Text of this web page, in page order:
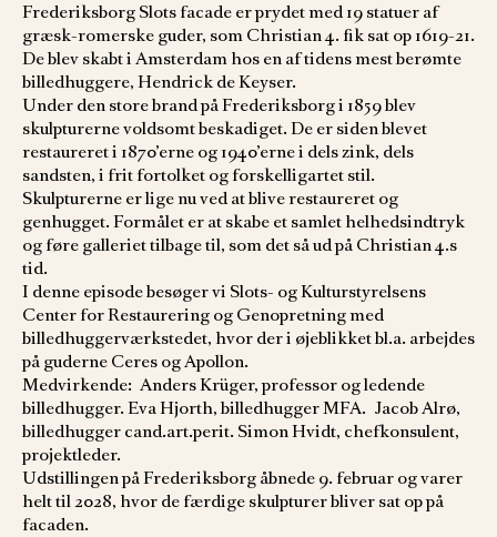
Frederiksborg Slots facade er prydet med 19 statuer af
græsk-romerske guder, som Christian 4. fik sat op 1619-21.
De blev skabt i Amsterdam hos en af tidens mest berømte
billedhuggere, Hendrick de Keyser.
Under den store brand på Frederiksborg i 1859 blev
skulpturerne voldsomt beskadiget. De er siden blevet
restaureret i 1870’erne og 1940’erne i dels zink, dels
sandsten, i frit fortolket og forskelligartet stil.
Skulpturerne er lige nu ved at blive restaureret og
genhugget. Formålet er at skabe et samlet helhedsindtryk
og føre galleriet tilbage til, som det så ud på Christian 4.s
tid.
I denne episode besøger vi Slots- og Kulturstyrelsens
Center for Restaurering og Genopretning med
billedhuggerværkstedet, hvor der i øjeblikket bl.a. arbejdes
på guderne Ceres og Apollon.
Medvirkende: Anders Krüger, professor og ledende
billedhugger. Eva Hjorth, billedhugger MFA. Jacob Alrø,
billedhugger cand.art.perit. Simon Hvidt, chefkonsulent,
projektleder.
Udstillingen på Frederiksborg åbnede 9. februar og varer
helt til 2028, hvor de færdige skulpturer bliver sat op på
facaden.